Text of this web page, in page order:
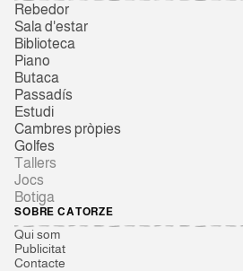
Rebedor
Sala d'estar
Biblioteca
Piano
Butaca
Passadís
Estudi
Cambres pròpies
Golfes
Tallers
Jocs
Botiga
SOBRE CATORZE
Qui som
Publicitat
Contacte